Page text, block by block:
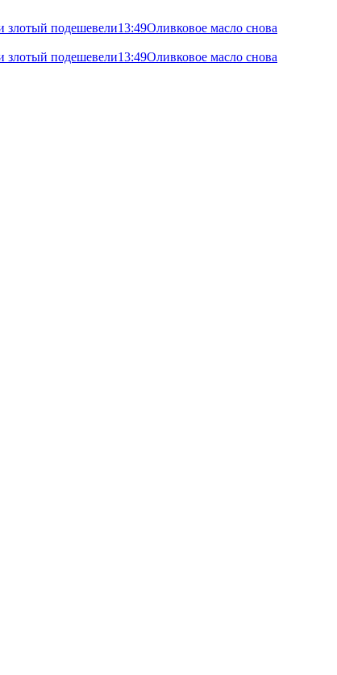
злотый подешевели13:49Оливковое масло снова
злотый подешевели13:49Оливковое масло снова